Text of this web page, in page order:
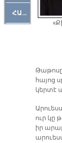
ՀԱՐԹԱԿ
Թաթոսը
հայոց
կերտէ
ուր կը
իր